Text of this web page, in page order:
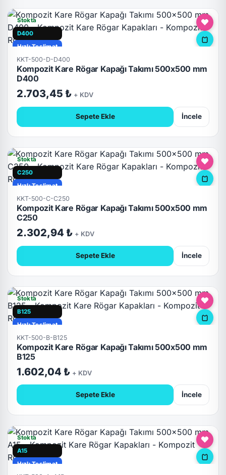
Stokta
D400
Hızlı Teslimat
KKT-500-D-D400
Kompozit Kare Rögar Kapağı Takımı 500x500 mm
D400
2.703,45 ₺ + KDV
Sepete Ekle İncele
Stokta
C250
Hızlı Teslimat
KKT-500-C-C250
Kompozit Kare Rögar Kapağı Takımı 500x500 mm
C250
2.302,94 ₺ + KDV
Sepete Ekle İncele
Stokta
B125
Hızlı Teslimat
KKT-500-B-B125
Kompozit Kare Rögar Kapağı Takımı 500x500 mm
B125
1.602,04 ₺ + KDV
Sepete Ekle İncele
Stokta
A15
Hızlı Teslimat